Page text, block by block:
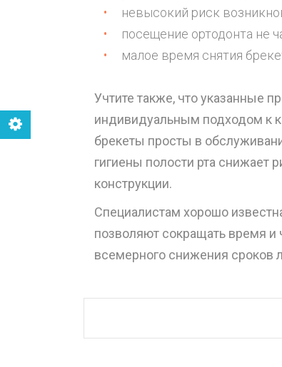
невысокий риск
посещение ортодонта не
малое время снятия
Учтите также, что указанные
индивидуальным подходом к
брекеты просты в
гигиены полости рта снижает
конструкции.
Специалистам хорошо
позволяют сокращать время и
всемерного снижения сроков